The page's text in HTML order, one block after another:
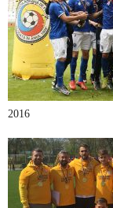
2016